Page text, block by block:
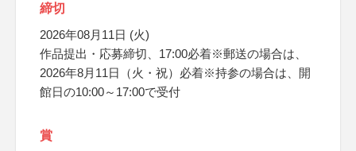
締切
2026年08月11日 (火)
作品提出・応募締切、17:00必着※郵送の場合は、
2026年8月11日（火・祝）必着※持参の場合は、開
館日の10:00～17:00で受付
賞